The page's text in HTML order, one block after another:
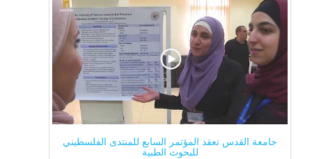
جامعة القدس تعقد المؤتمر السابع للمنتدى الفلسطيني
للبحوث الطبية